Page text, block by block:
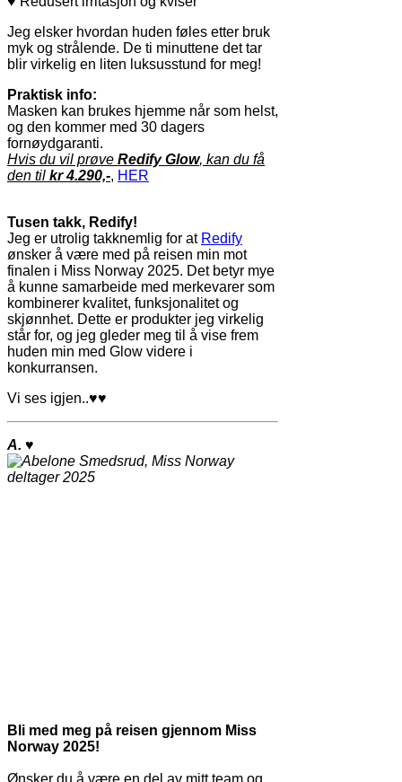
Jeg elsker hvordan huden føles etter bruk
myk og strålende. De ti minuttene det tar
blir virkelig en liten luksusstund for meg!
Praktisk info:
Masken kan brukes hjemme når som helst,
og den kommer med 30 dagers
fornøydgaranti.
Hvis du vil prøve Redify Glow, kan du få
den til kr 4.290,-, HER
Tusen takk, Redify!
Jeg er utrolig takknemlig for at Redify
ønsker å være med på reisen min mot
finalen i Miss Norway 2025. Det betyr mye
å kunne samarbeide med merkevarer som
kombinerer kvalitet, funksjonalitet og
skjønnhet. Dette er produkter jeg virkelig
står for, og jeg gleder meg til å vise frem
huden min med Glow videre i
konkurransen.
Vi ses igjen..♥♥
A. ♥
Bli med meg på reisen gjennom Miss
Norway 2025!